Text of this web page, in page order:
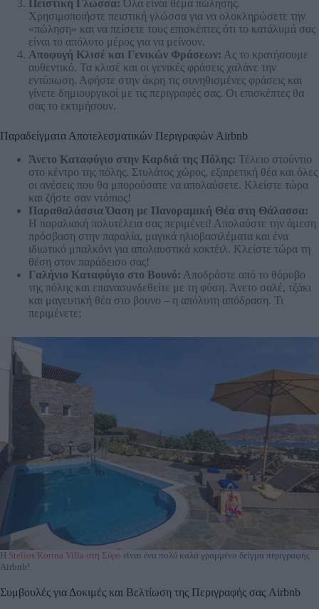
Πειστική Γλώσσα: Όλα είναι θέμα πώλησης.
Χρησιμοποιήστε πειστική γλώσσα για να ολοκληρώσετε την
«πώληση» και να πείσετε τους επισκέπτες ότι το κατάλυμά σας
είναι το απόλυτο μέρος για να μείνουν.
Αποφυγή Κλισέ και Γενικών Φράσεων: Ας το κρατήσουμε
αυθεντικό. Τα κλισέ και οι γενικές φράσεις χαλάνε την
εντύπωση. Αφήστε στην άκρη τις συνηθισμένες φράσεις και
γίνετε δημιουργικοί με τις περιγραφές σας. Οι επισκέπτες θα
σας το εκτιμήσουν.
Παραδείγματα Αποτελεσματικών Περιγραφών Airbnb
Άνετο Καταφύγιο στην Καρδιά της Πόλης: Τέλειο στούντιο
στο κέντρο της πόλης. Στυλάτος χώρος, εξαιρετική θέα και όλες
οι ανέσεις που θα μπορούσατε να απολαύσετε. Κλείστε τώρα
και ζήστε σαν ντόπιος!
Παραθαλάσσια Όαση με Πανοραμική Θέα στη Θάλασσα:
Η παραλιακή πολυτέλεια σας περιμένει! Απολαύστε την άμεση
πρόσβαση στην παραλία, μαγικά ηλιοβασιλέματα και ένα
ιδιωτικό μπαλκόνι για απολαυστικά κοκτέιλ. Κλείστε τώρα τη
θέση στον παράδεισο σας!
Γαλήνιο Καταφύγιο στο Βουνό: Αποδράστε από το θόρυβο
της πόλης και επανασυνδεθείτε με τη φύση. Άνετο σαλέ, τζάκι
και μαγευτική θέα στο βουνο – η απόλυτη απόδραση. Τι
περιμένετε;
H Stelios Korina Villa στη Σύρο είναι ένα πολύ καλά γραμμένο δείγμα περιγραφής
Airbnb!
Συμβουλές για Δοκιμές και Βελτίωση της Περιγραφής σας Airbnb